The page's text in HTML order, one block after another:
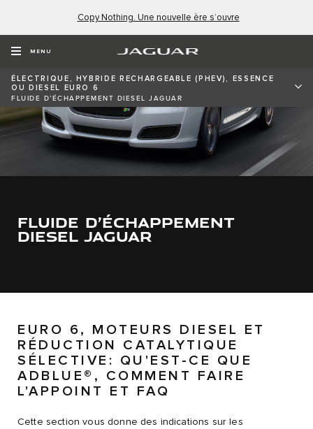
Copy Nothing. Une nouvelle ère s’ouvre
MENU
ÉLECTRIQUE, HYBRIDE RECHARGEABLE (PHEV), ESSENCE
OU DIESEL EURO 6
FLUIDE D’ÉCHAPPEMENT DIESEL JAGUAR
FLUIDE D’ÉCHAPPEMENT
DIESEL JAGUAR
EURO 6, MOTEURS DIESEL ET
RÉDUCTION CATALYTIQUE
SÉLECTIVE: QU'EST-CE QUE
ADBLUE®, COMMENT FAIRE
L'APPOINT ET FAQ
Cette section vous donne des indications sur les